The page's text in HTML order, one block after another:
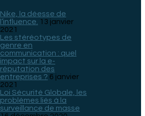
Nike, la déesse de
l’influence. 13 janvier
2021
Les stéréotypes de
genre en
communication : quel
impact sur la e-
réputation des
entreprises ? 6 janvier
2021
Loi Sécurité Globale, les
problèmes liés à la
surveillance de masse